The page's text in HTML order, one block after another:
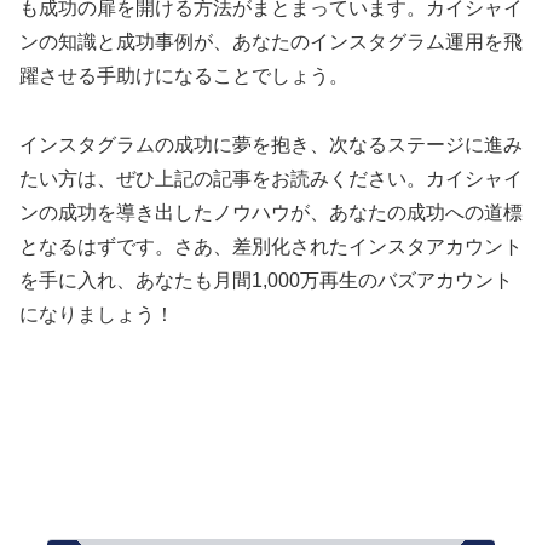
も成功の扉を開ける方法がまとまっています。カイシャイ
ンの知識と成功事例が、あなたのインスタグラム運用を飛
躍させる手助けになることでしょう。
インスタグラムの成功に夢を抱き、次なるステージに進み
たい方は、ぜひ上記の記事をお読みください。カイシャイ
ンの成功を導き出したノウハウが、あなたの成功への道標
となるはずです。さあ、差別化されたインスタアカウント
を手に入れ、あなたも月間1,000万再生のバズアカウント
になりましょう！